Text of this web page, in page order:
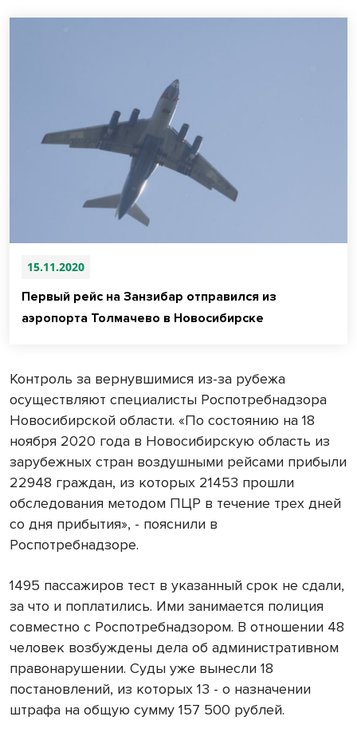
15.11.2020
Первый рейс на Занзибар отправился из
аэропорта Толмачево в Новосибирске
Контроль за вернувшимися из-за рубежа
осуществляют специалисты Роспотребнадзора
Новосибирской области. «По состоянию на 18
ноября 2020 года в Новосибирскую область из
зарубежных стран воздушными рейсами прибыли
22948 граждан, из которых 21453 прошли
обследования методом ПЦР в течение трех дней
со дня прибытия», - пояснили в
Роспотребнадзоре.
1495 пассажиров тест в указанный срок не сдали,
за что и поплатились. Ими занимается полиция
совместно с Роспотребнадзором. В отношении 48
человек возбуждены дела об административном
правонарушении. Суды уже вынесли 18
постановлений, из которых 13 - о назначении
штрафа на общую сумму 157 500 рублей.